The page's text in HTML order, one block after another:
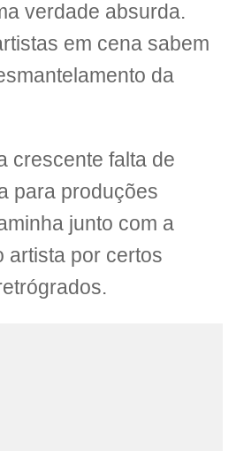
verdade absurda.
em cena sabem
da
crescente falta de
para produções
junto com a
artista por certos